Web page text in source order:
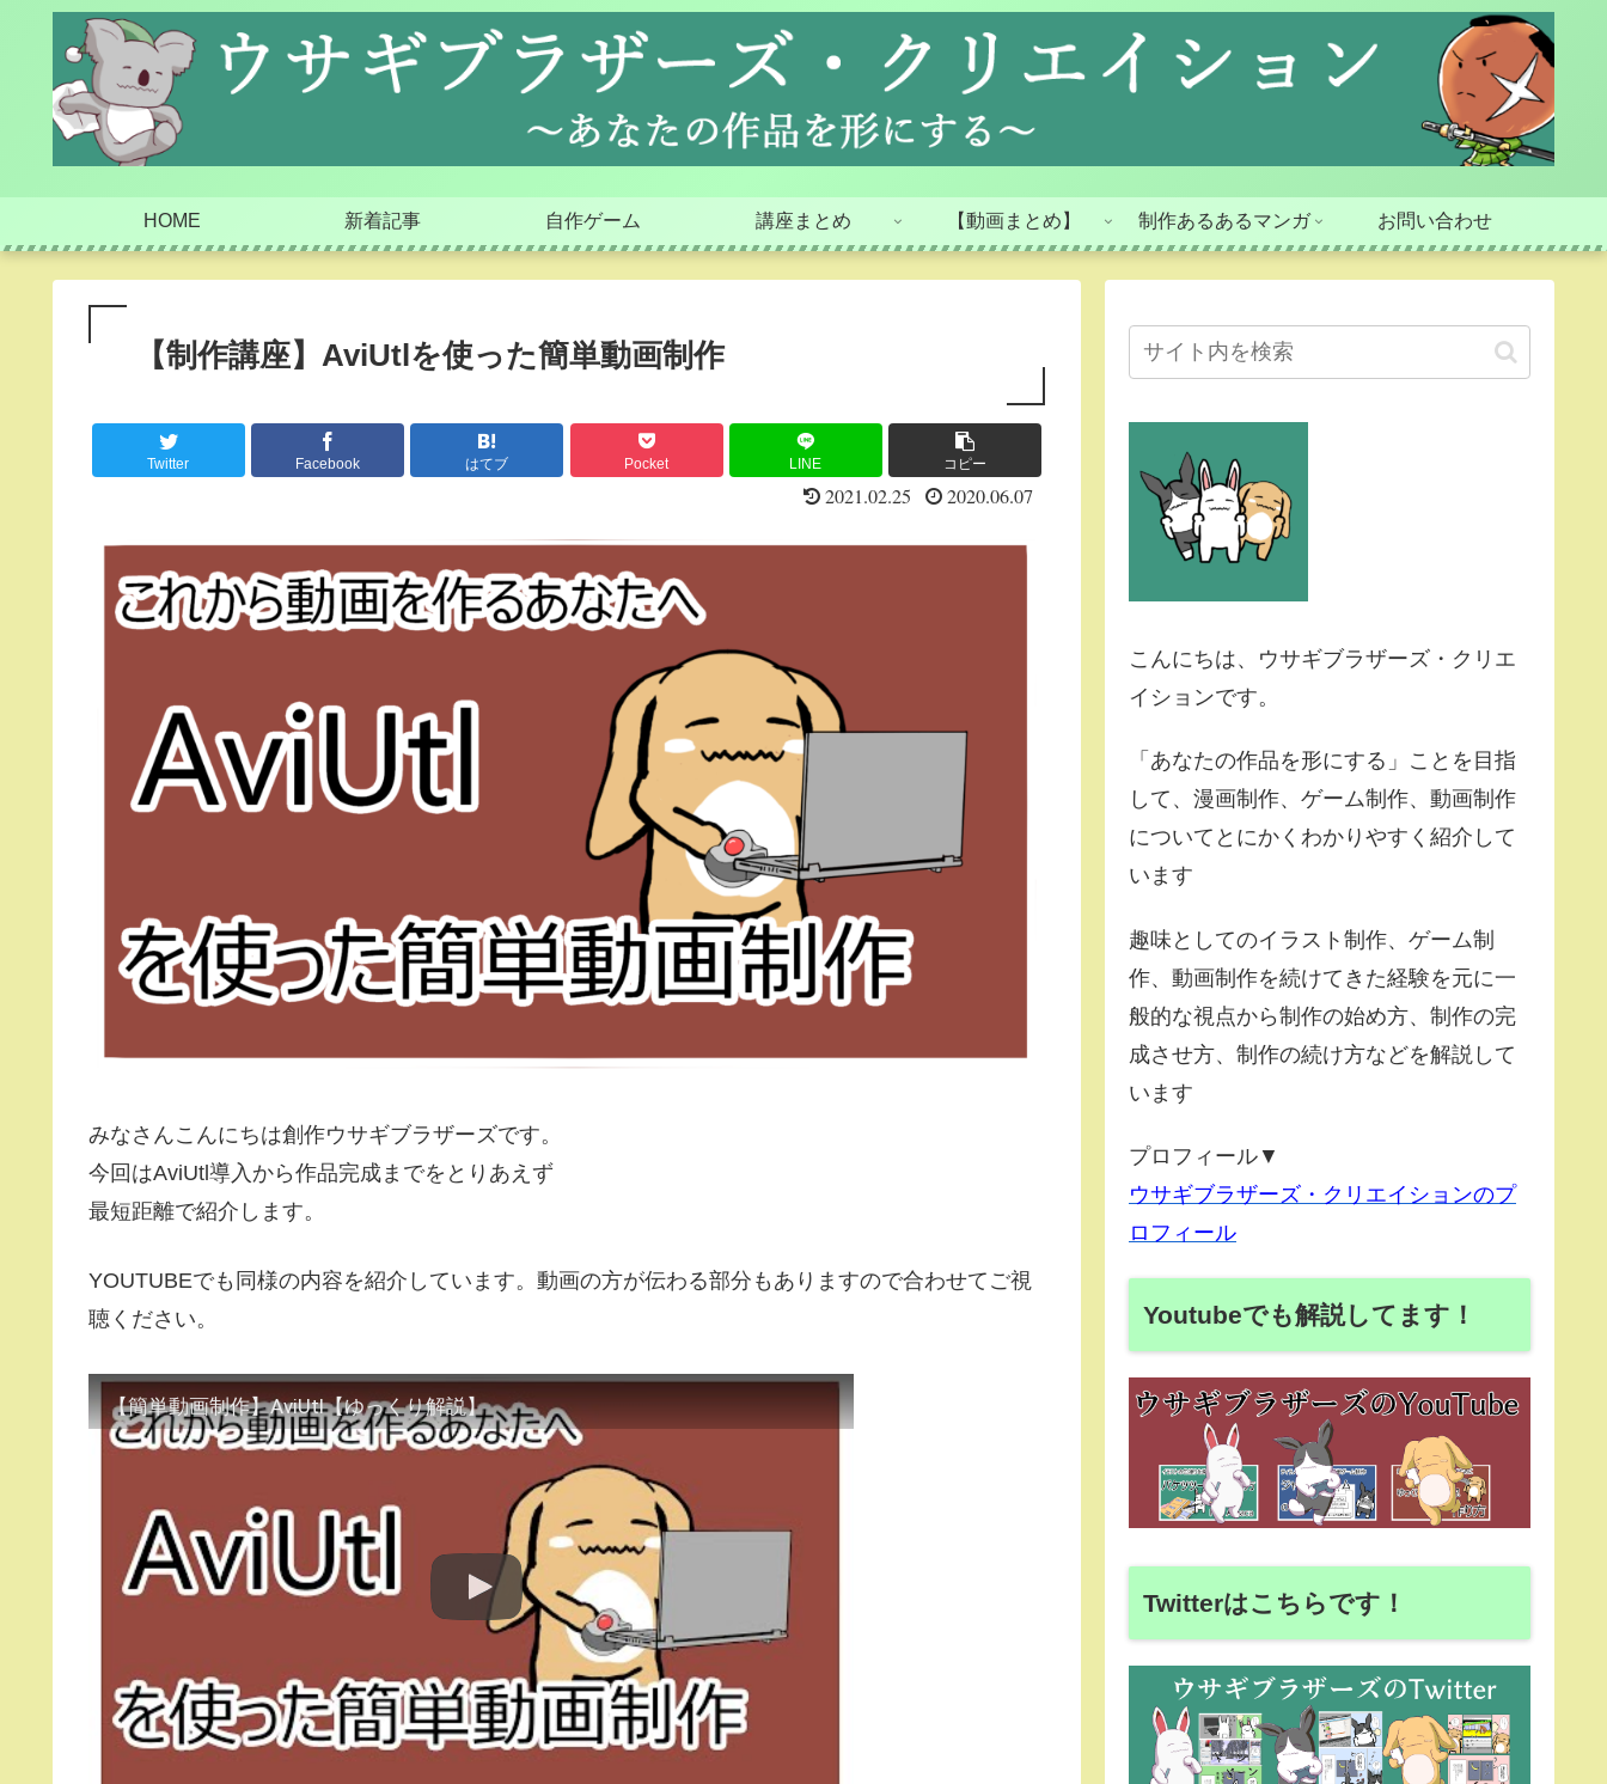
HOME 新着記事 自作ゲーム 講座まとめ 【動画まとめ】 制作あるあるマンガ お問い合わせ
【制作講座】AviUtlを使った簡単動画制作
Twitter Facebook はてブ Pocket LINE コピー
2021.02.25 2020.06.07
みなさんこんにちは創作ウサギブラザーズです。
今回はAviUtl導入から作品完成までをとりあえず
最短距離で紹介します。
YOUTUBEでも同様の内容を紹介しています。動画の方が伝わる部分もありますので合わせてご視
聴ください。
【簡単動画制作】AviUtl【ゆっくり解説】
こんにちは、ウサギブラザーズ・クリエ
イションです。
「あなたの作品を形にする」ことを目指
して、漫画制作、ゲーム制作、動画制作
についてとにかくわかりやすく紹介して
います
趣味としてのイラスト制作、ゲーム制
作、動画制作を続けてきた経験を元に一
般的な視点から制作の始め方、制作の完
成させ方、制作の続け方などを解説して
います
プロフィール▼
ウサギブラザーズ・クリエイションのプ
ロフィール
Youtubeでも解説してます！
Twitterはこちらです！